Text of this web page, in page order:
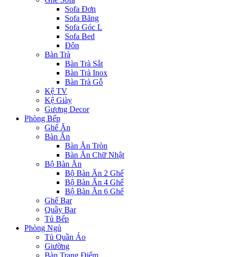
Sofa Đơn
Sofa Băng
Sofa Góc L
Sofa Bed
Đôn
Bàn Trà
Bàn Trà Sắt
Bàn Trà Inox
Bàn Trà Gỗ
Kệ TV
Kệ Giày
Gương Decor
Phòng Bếp
Ghế Ăn
Bàn Ăn
Bàn Ăn Tròn
Bàn Ăn Chữ Nhật
Bộ Bàn Ăn
Bộ Bàn Ăn 2 Ghế
Bộ Bàn Ăn 4 Ghế
Bộ Bàn Ăn 6 Ghế
Ghế Bar
Quầy Bar
Tủ Bếp
Phòng Ngủ
Tủ Quần Áo
Giường
Bàn Trang Điểm